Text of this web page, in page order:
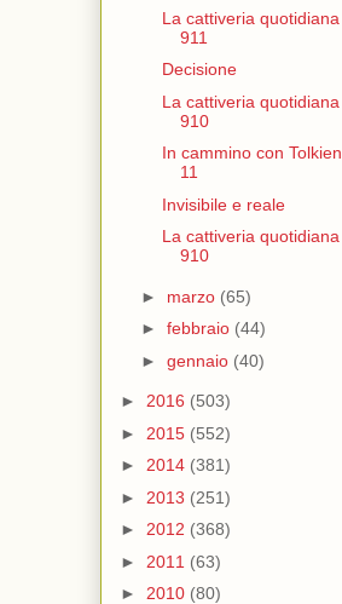
La cattiveria quotidiana
911
Decisione
La cattiveria quotidiana
910
In cammino con Tolkien
11
Invisibile e reale
La cattiveria quotidiana
910
► marzo (65)
► febbraio (44)
► gennaio (40)
► 2016 (503)
► 2015 (552)
► 2014 (381)
► 2013 (251)
► 2012 (368)
► 2011 (63)
► 2010 (80)